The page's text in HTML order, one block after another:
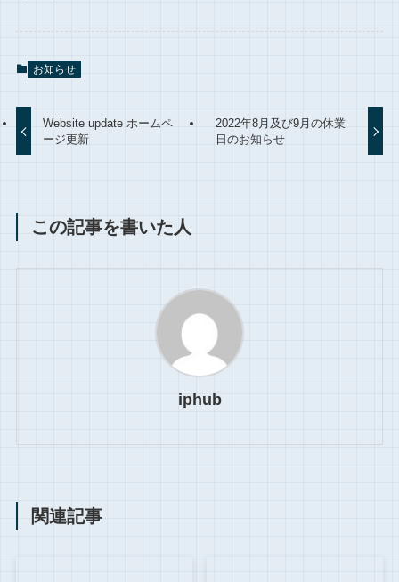
お知らせ
Website update ホームペ
ージ更新
2022年8月及び9月の休業
日のお知らせ
この記事を書いた人
iphub
関連記事